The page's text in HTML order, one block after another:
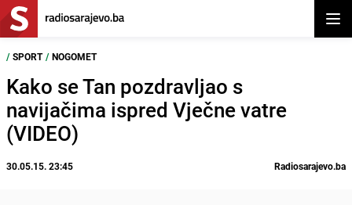
/ SPORT / NOGOMET
Kako se Tan pozdravljao s
navijačima ispred Vječne vatre
(VIDEO)
30.05.15. 23:45 Radiosarajevo.ba